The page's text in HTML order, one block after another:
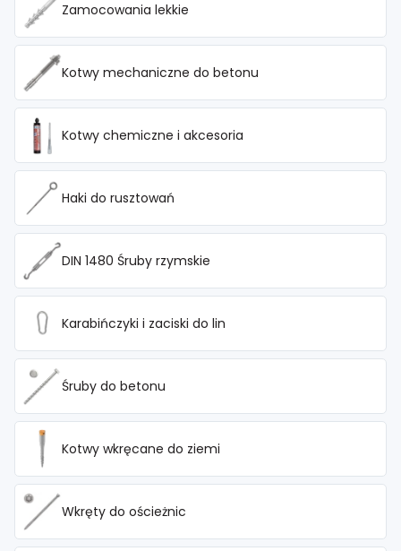
Zamocowania lekkie
Kotwy mechaniczne do betonu
Kotwy chemiczne i akcesoria
Haki do rusztowań
DIN 1480 Śruby rzymskie
Karabińczyki i zaciski do lin
Śruby do betonu
Kotwy wkręcane do ziemi
Wkręty do ościeżnic